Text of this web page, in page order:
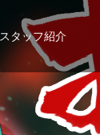
スタッフ紹介